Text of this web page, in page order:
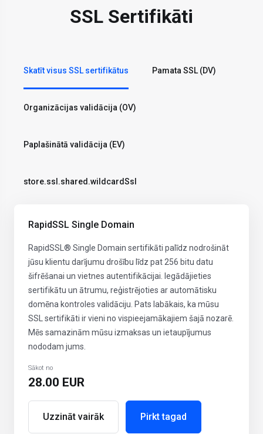
SSL Sertifikāti
Skatīt visus SSL sertifikātus Pamata SSL (DV)
Organizācijas validācija (OV)
Paplašinātā validācija (EV)
store.ssl.shared.wildcardSsl
RapidSSL Single Domain
RapidSSL® Single Domain sertifikāti palīdz nodrošināt
jūsu klientu darījumu drošību līdz pat 256 bitu datu
šifrēšanai un vietnes autentifikācijai. Iegādājieties
sertifikātu un ātrumu, reģistrējoties ar automātisku
domēna kontroles validāciju. Pats labākais, ka mūsu
SSL sertifikāti ir vieni no vispieejamākajiem šajā nozarē.
Mēs samazinām mūsu izmaksas un ietaupījumus
nododam jums.
Sākot no
28.00 EUR
Uzzināt vairāk Pirkt tagad